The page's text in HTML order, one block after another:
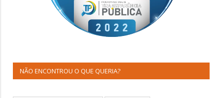
NÃO ENCONTROU O QUE QUERIA?